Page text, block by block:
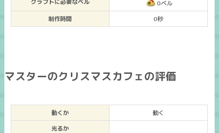
0ベル
制作時間
0秒
マスターのクリスマスカフェの評価
動くか
動く
光るか